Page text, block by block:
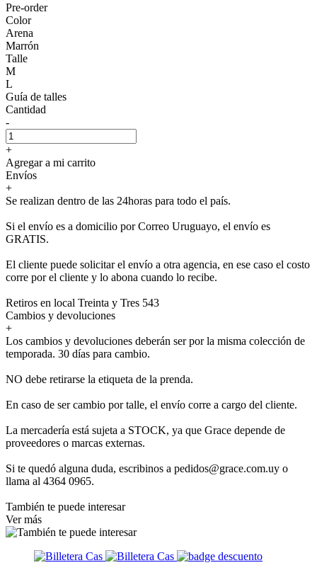
Pre-order
Color
Arena
Marrón
Talle
M
L
Guía de talles
Cantidad
-
+
Agregar a mi carrito
Envíos
+
Se realizan dentro de las 24horas para todo el país.
Si el envío es a domicilio por Correo Uruguayo, el envío es
GRATIS.
El cliente puede solicitar el envío a otra agencia, en ese caso el costo
corre por el cliente y lo abona cuando lo recibe.
Retiros en local Treinta y Tres 543
Cambios y devoluciones
+
Los cambios y devoluciones deberán ser por la misma colección de
temporada. 30 días para cambio.
NO debe retirarse la etiqueta de la prenda.
En caso de ser cambio por talle, el envío corre a cargo del cliente.
La mercadería está sujeta a STOCK, ya que Grace depende de
proveedores o marcas externas.
Si te quedó alguna duda, escribinos a pedidos@grace.com.uy o
llama al 4364 0965.
También te puede interesar
Ver más